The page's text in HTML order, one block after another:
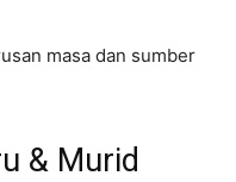
masa dan sumber
& Murid